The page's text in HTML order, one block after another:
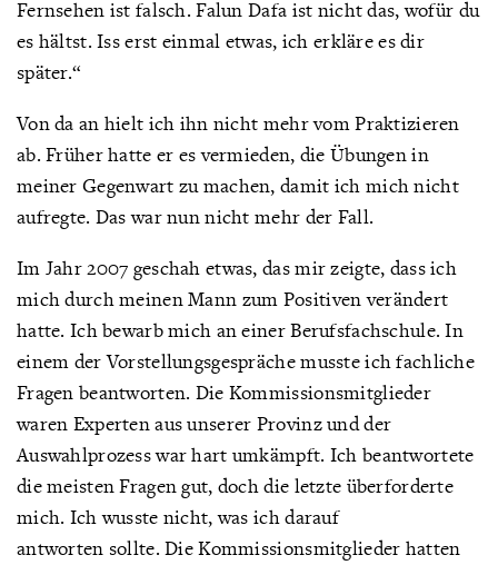
Fernsehen ist falsch. Falun Dafa ist nicht das, wofür du
es hältst. Iss erst einmal etwas, ich erkläre es dir
später.“
Von da an hielt ich ihn nicht mehr vom Praktizieren
ab. Früher hatte er es vermieden, die Übungen in
meiner Gegenwart zu machen, damit ich mich nicht
aufregte. Das war nun nicht mehr der Fall.
Im Jahr 2007 geschah etwas, das mir zeigte, dass ich
mich durch meinen Mann zum Positiven verändert
hatte. Ich bewarb mich an einer Berufsfachschule. In
einem der Vorstellungsgespräche musste ich fachliche
Fragen beantworten. Die Kommissionsmitglieder
waren Experten aus unserer Provinz und der
Auswahlprozess war hart umkämpft. Ich beantwortete
die meisten Fragen gut, doch die letzte überforderte
mich. Ich wusste nicht, was ich darauf
antworten sollte. Die Kommissionsmitglieder hatten